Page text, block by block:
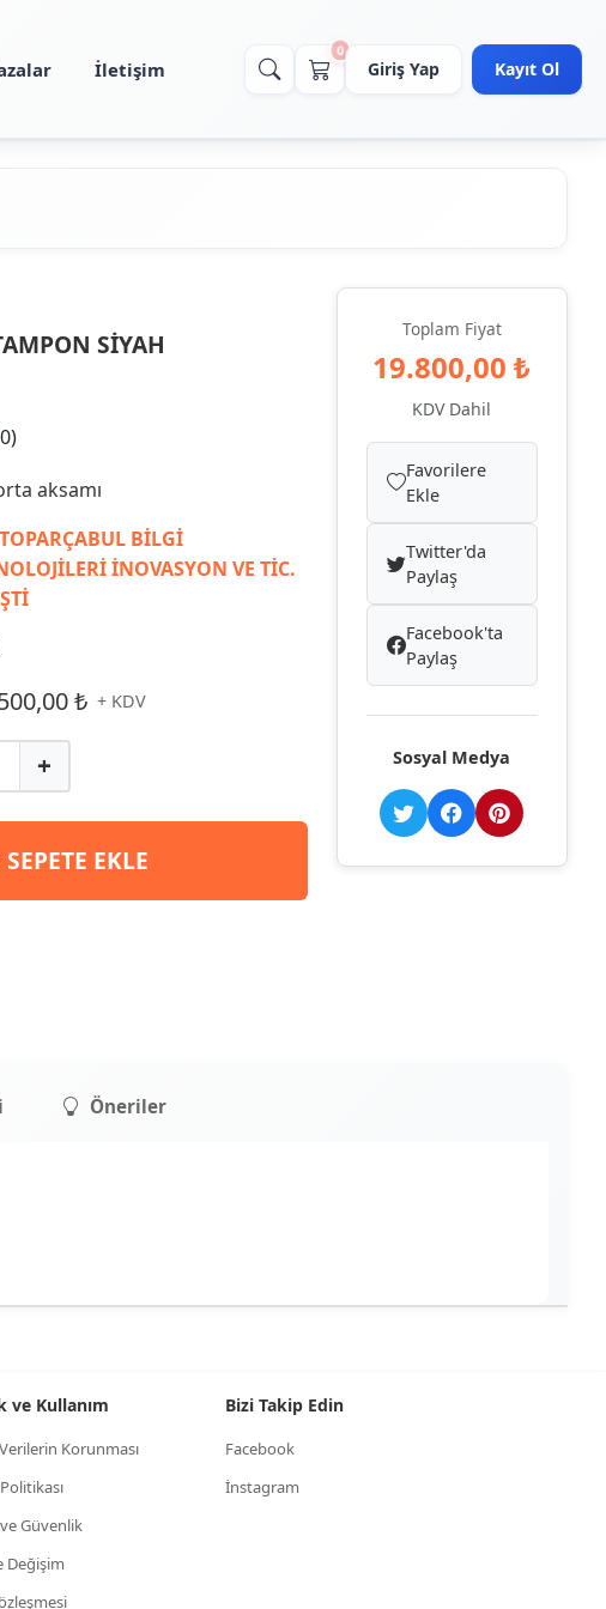
İletişim
0
Giriş Yap Kayıt Ol
SİYAH
aksamı
BİLGİ
İNOVASYON VE TİC.
₺ + KDV
+
SEPETE EKLE
Toplam Fiyat
19.800,00 ₺
KDV Dahil
Favorilere
Ekle
Twitter'da
Paylaş
Facebook'ta
Paylaş
Sosyal Medya
Öneriler
ve Kullanım
Korunması
Güvenlik
Değişim
Bizi Takip Edin
Facebook
İnstagram